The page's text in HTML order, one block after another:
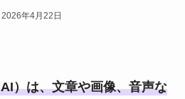
2026年4月22日
）は、文章や画像、音声な